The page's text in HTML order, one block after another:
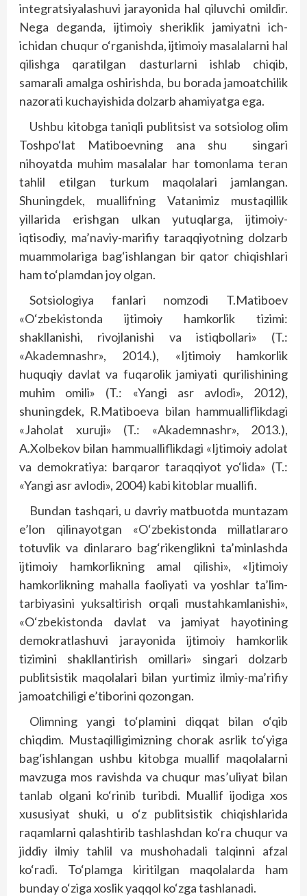
integratsiyalashuvi jarayonida hal qiluvchi omildir.
Nega deganda, ijtimoiy sheriklik jamiyatni ich-
ichidan chuqur o‘rganishda, ijtimoiy masalalarni hal
qilishga qaratilgan dasturlarni ishlab chiqib,
samarali amalga oshirishda, bu borada jamoatchilik
nazorati kuchayishida dolzarb ahamiyatga ega.
Ushbu kitobga taniqli publitsist va sotsiolog olim
Toshpo‘lat Matiboevning ana shu singari
nihoyatda muhim masalalar har tomonlama teran
tahlil etilgan turkum maqolalari jamlangan.
Shuningdek, muallifning Vatanimiz mustaqillik
yillarida erishgan ulkan yutuqlarga, ijtimoiy-
iqtisodiy, ma’naviy-marifiy taraqqiyotning dolzarb
muammolariga bag‘ishlangan bir qator chiqishlari
ham to‘plamdan joy olgan.
Sotsiologiya fanlari nomzodi T.Matiboev
«O‘zbekistonda ijtimoiy hamkorlik tizimi:
shakllanishi, rivojlanishi va istiqbollari» (T.:
«Akademnashr», 2014.), «Ijtimoiy hamkorlik
huquqiy davlat va fuqarolik jamiyati qurilishining
muhim omili» (T.: «Yangi asr avlodi», 2012),
shuningdek, R.Matiboeva bilan hammualliflikdagi
«Jaholat xuruji» (T.: «Akademnashr», 2013.),
A.Xolbekov bilan hammualliflikdagi «Ijtimoiy adolat
va demokratiya: barqaror taraqqiyot yo‘lida» (T.:
«Yangi asr avlodi», 2004) kabi kitoblar muallifi.
Bundan tashqari, u davriy matbuotda muntazam
e’lon qilinayotgan «O‘zbekistonda millatlararo
totuvlik va dinlararo bag‘rikenglikni ta’minlashda
ijtimoiy hamkorlikning amal qilishi», «Ijtimoiy
hamkorlikning mahalla faoliyati va yoshlar ta’lim-
tarbiyasini yuksaltirish orqali mustahkamlanishi»,
«O‘zbekistonda davlat va jamiyat hayotining
demokratlashuvi jarayonida ijtimoiy hamkorlik
tizimini shakllantirish omillari» singari dolzarb
publitsistik maqolalari bilan yurtimiz ilmiy-ma’rifiy
jamoatchiligi e’tiborini qozongan.
Olimning yangi to‘plamini diqqat bilan o‘qib
chiqdim. Mustaqilligimizning chorak asrlik to‘yiga
bag‘ishlangan ushbu kitobga muallif maqolalarni
mavzuga mos ravishda va chuqur mas’uliyat bilan
tanlab olgani ko‘rinib turibdi. Muallif ijodiga xos
xususiyat shuki, u o‘z publitsistik chiqishlarida
raqamlarni qalashtirib tashlashdan ko‘ra chuqur va
jiddiy ilmiy tahlil va mushohadali talqinni afzal
ko‘radi. To‘plamga kiritilgan maqolalarda ham
bunday o‘ziga xoslik yaqqol ko‘zga tashlanadi.